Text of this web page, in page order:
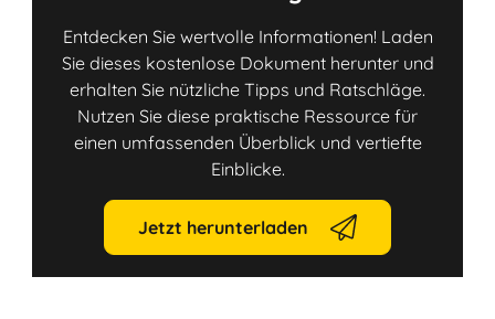
Entdecken Sie wertvolle Informationen! Laden
Sie dieses kostenlose Dokument herunter und
erhalten Sie nützliche Tipps und Ratschläge.
Nutzen Sie diese praktische Ressource für
einen umfassenden Überblick und vertiefte
Einblicke.
Jetzt herunterladen